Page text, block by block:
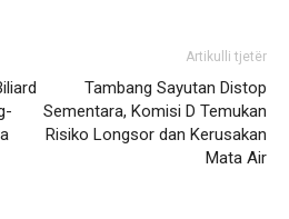
Artikulli tjetër
Tambang Sayutan Distop
Sementara, Komisi D Temukan
Risiko Longsor dan Kerusakan
Mata Air